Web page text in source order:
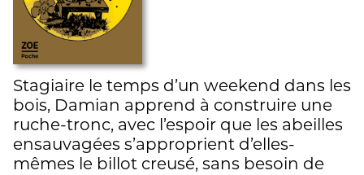
Stagiaire le temps d’un weekend dans les
bois, Damian apprend à construire une
ruche-tronc, avec l’espoir que les abeilles
ensauvagées s’approprient d’elles-
mêmes le billot creusé, sans besoin de